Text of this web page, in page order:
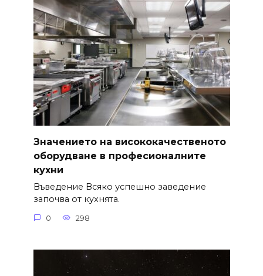
Значението на висококачественото
оборудване в професионалните
кухни
Въведение Всяко успешно заведение
започва от кухнята.
0 298